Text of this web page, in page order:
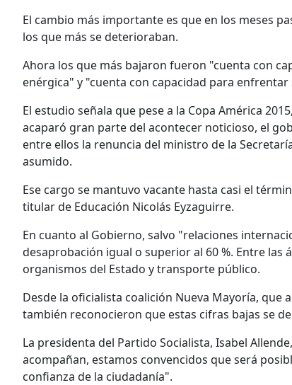
El cambio más importante es que en los meses
los que más se deterioraban.
Ahora los que más bajaron fueron "cuenta con
enérgica" y "cuenta con capacidad para
El estudio señala que pese a la Copa América
acaparó gran parte del acontecer noticioso, el
entre ellos la renuncia del ministro de la
asumido.
Ese cargo se mantuvo vacante hasta casi el
titular de Educación Nicolás Eyzaguirre.
En cuanto al Gobierno, salvo "relaciones
desaprobación igual o superior al 60 %. Entre
organismos del Estado y transporte público.
Desde la oficialista coalición Nueva Mayoría, que
también reconocieron que estas cifras bajas se
La presidenta del Partido Socialista, Isabel
acompañan, estamos convencidos que será
confianza de la ciudadanía".